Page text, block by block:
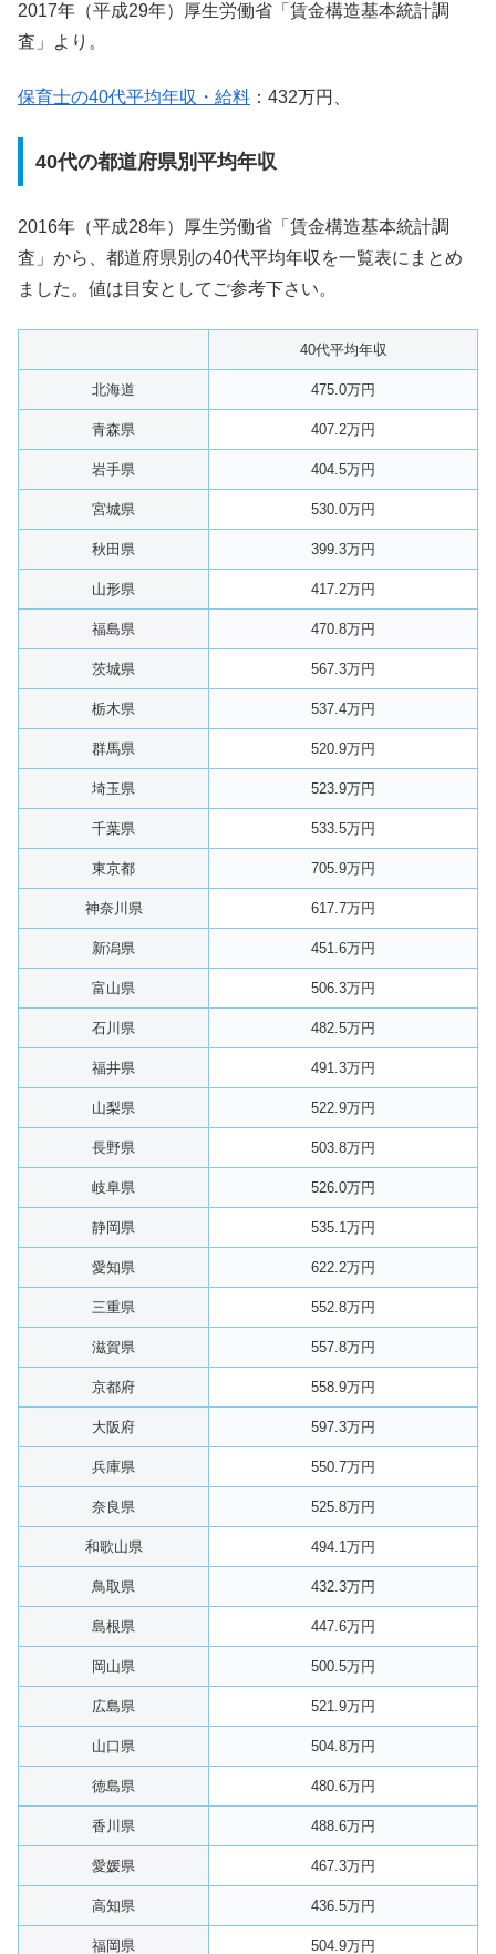
2017年（平成29年）厚生労働省「賃金構造基本統計調
査」より。
保育士の40代平均年収・給料 ：432万円、
40代の都道府県別平均年収
2016年（平成28年）厚生労働省「賃金構造基本統計調
査」から、都道府県別の40代平均年収を一覧表にまとめ
ました。値は目安としてご参考下さい。
40代平均年収
北海道 475.0万円
青森県 407.2万円
岩手県 404.5万円
宮城県 530.0万円
秋田県 399.3万円
山形県 417.2万円
福島県 470.8万円
茨城県 567.3万円
栃木県 537.4万円
群馬県 520.9万円
埼玉県 523.9万円
千葉県 533.5万円
東京都 705.9万円
神奈川県 617.7万円
新潟県 451.6万円
富山県 506.3万円
石川県 482.5万円
福井県 491.3万円
山梨県 522.9万円
長野県 503.8万円
岐阜県 526.0万円
静岡県 535.1万円
愛知県 622.2万円
三重県 552.8万円
滋賀県 557.8万円
京都府 558.9万円
大阪府 597.3万円
兵庫県 550.7万円
奈良県 525.8万円
和歌山県 494.1万円
鳥取県 432.3万円
島根県 447.6万円
岡山県 500.5万円
広島県 521.9万円
山口県 504.8万円
徳島県 480.6万円
香川県 488.6万円
愛媛県 467.3万円
高知県 436.5万円
福岡県 504.9万円